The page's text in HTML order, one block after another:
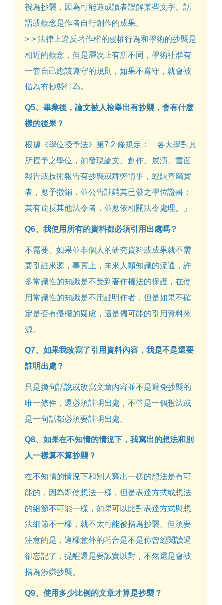
視為抄襲，因為可能造成讀者誤解某些文字、話
語或概念是作者自行創作的成果。
> > 法律上違反著作權的侵權行為和學術的抄襲是
相近的概念，但是層次上有所不同，學術社群有
一套自己應該遵守的規則，如果不遵守，就會被
指為有抄襲行為。
Q5、畢業後，論文被人檢舉出有抄襲，會有什麼
樣的後果？
根據《學位授予法》第7-2 條規定：「各大學對其
所授予之學位，如發現論文、創作、展演、書面
報告或技術報告有抄襲或舞弊情事，經調查屬實
者，應予撤銷，並公告註銷其已發之學位證書；
其有違反其他法令者，並應依相關法令處理。」
Q6、我使用所有的資料都必須引用出處嗎？
不需要。如果並非個人的研究資料或成果就不需
要引註來源，事實上，未來人類知識的流通，許
多常識性的知識是不受到著作權法的保護，在使
用常識性的知識是不用註明作者，但是如果不確
定是否有侵權的疑慮，還是儘可能的引用資料來
源。
Q7、如果我改寫了引用資料內容，我是不是還要
註明出處？
只是換句話說或改寫文章內容並不是避免抄襲的
唯一條件，還必須註明出處，不管是一個想法或
是一句話都必須要註明出處。
Q8、如果在不知情的情況下，我寫出的想法和別
人一樣算不算抄襲？
在不知情的情況下和別人寫出一樣的想法是有可
能的，因為即使想法一樣，但是表達方式或想法
的細節不可能一樣，如果可以比對表達方式與想
法細節不一樣，就不太可能被指為抄襲。但須要
注意的是，這樣意外的巧合是不是你曾經閱讀過
卻忘記了，提醒還是要誠實以對，不然還是會被
指為涉嫌抄襲。
Q9、使用多少比例的文章才算是抄襲？